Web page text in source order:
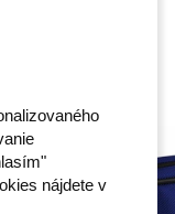
nájdete v